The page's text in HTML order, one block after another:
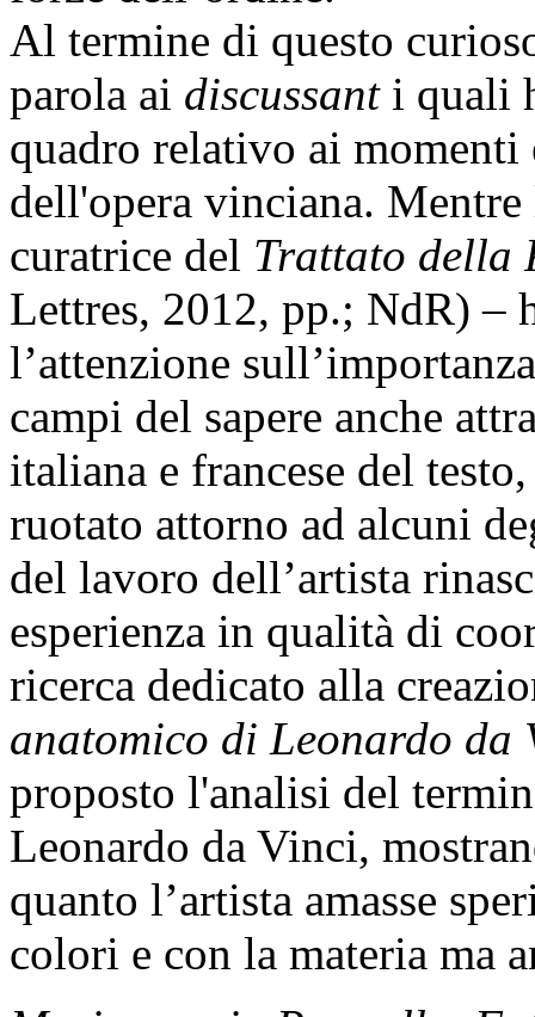
Al termine di questo
parola ai discussanti quali
quadro relativo ai
dell'opera vinciana.
curatrice del Trattato della
Lettres, 2012, pp.; NdR) –
l’attenzione
campi del sapere anche
italiana e francese del
ruotato attorno ad alcuni
del lavoro dell’artista
esperienza in qualità di
ricerca dedicato alla
anatomico di Leonardo da
proposto l'analisi del
Leonardo da Vinci,
quanto l’artista amasse
colori e con la materia ma